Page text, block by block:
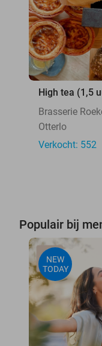
High tea (1,5
Brasserie
Otterlo
Verkocht: 552
Populair bij
NEW
TODAY